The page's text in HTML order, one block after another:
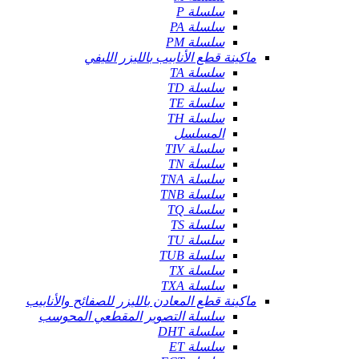
سلسلة P
سلسلة PA
سلسلة PM
ماكينة قطع الأنابيب بالليزر الليفي
سلسلة TA
سلسلة TD
سلسلة TE
سلسلة TH
المسلسل
سلسلة TIV
سلسلة TN
سلسلة TNA
سلسلة TNB
سلسلة TQ
سلسلة TS
سلسلة TU
سلسلة TUB
سلسلة TX
سلسلة TXA
ماكينة قطع المعادن بالليزر للصفائح والأنابيب
سلسلة التصوير المقطعي المحوسب
سلسلة DHT
سلسلة ET